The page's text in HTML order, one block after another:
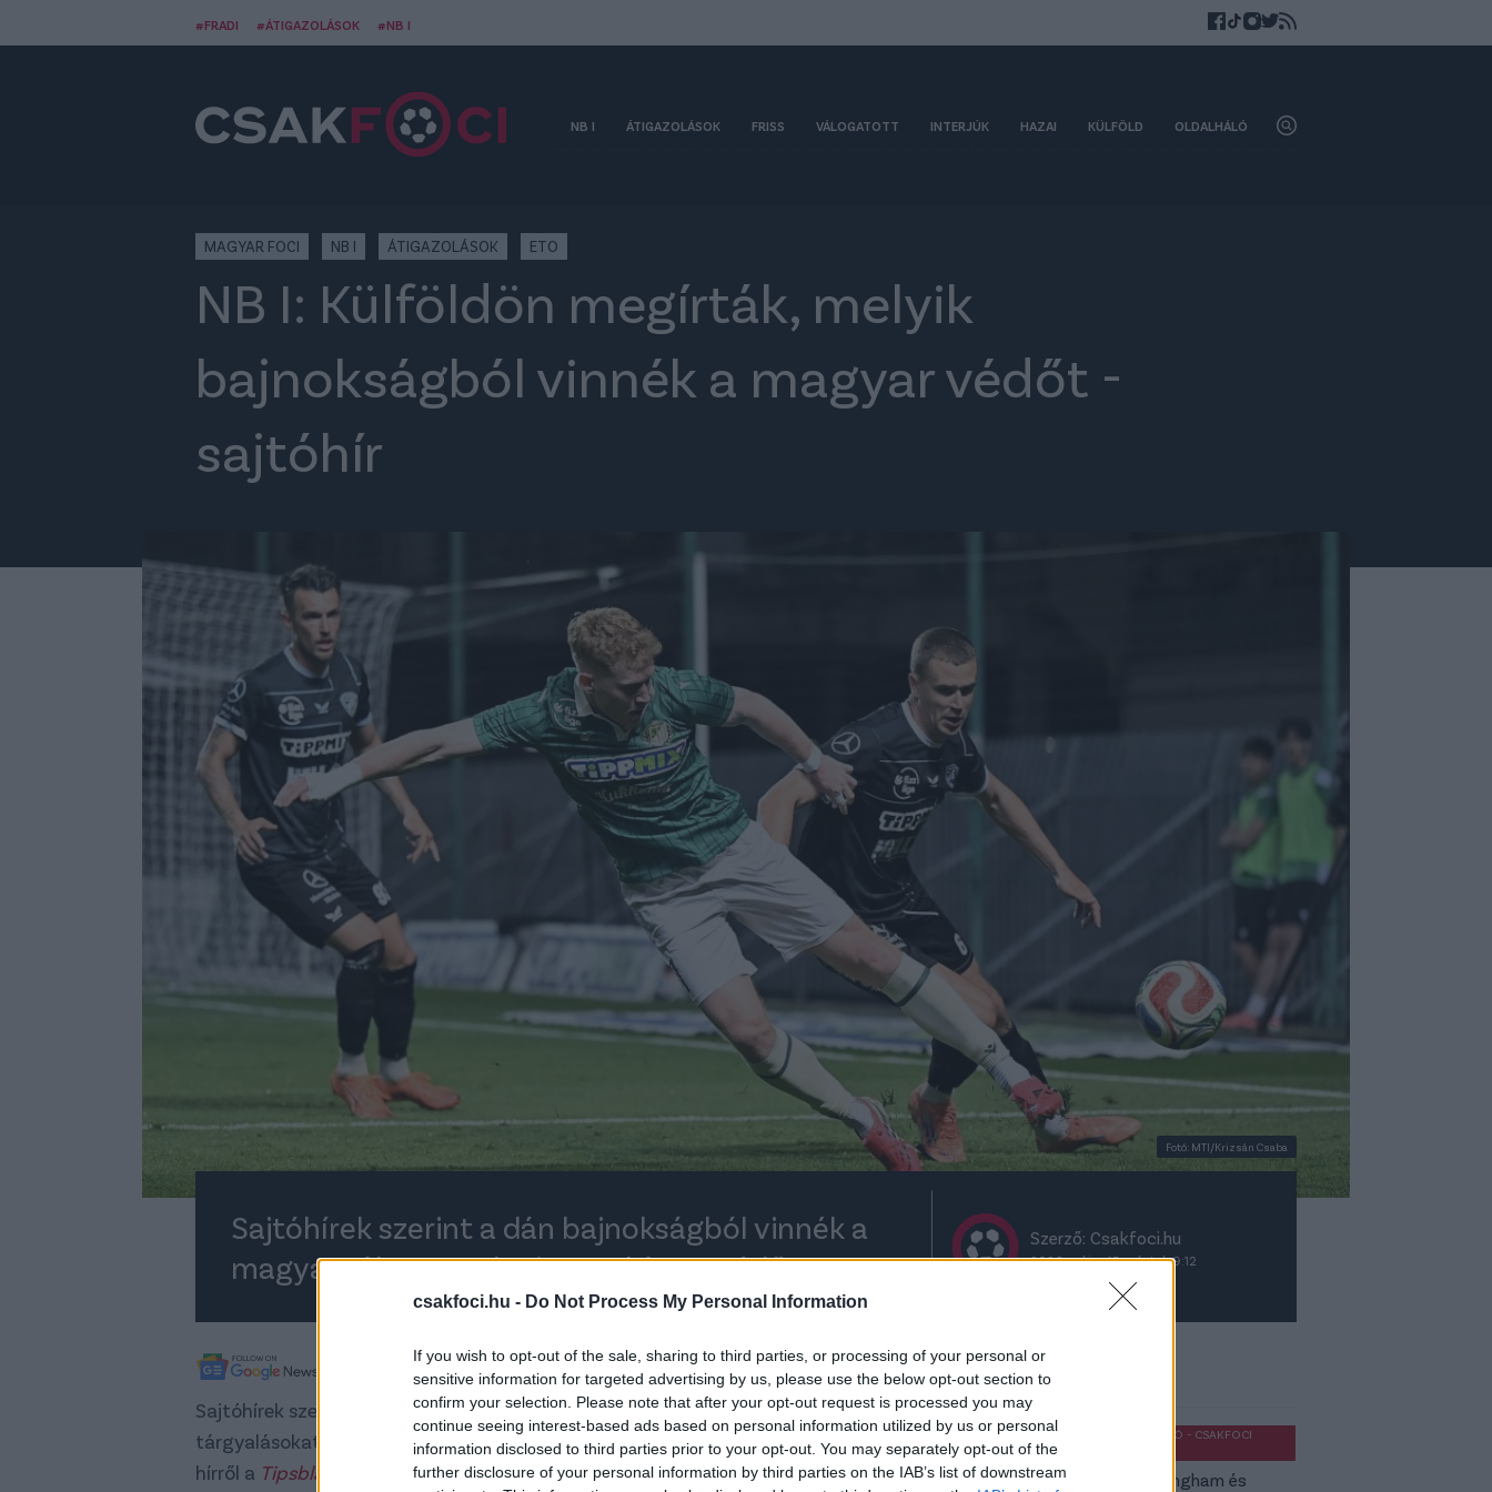
csakfoci.hu - Do Not Process My Personal Information
If you wish to opt-out of the sale, sharing to third parties, or processing of your personal or
sensitive information for targeted advertising by us, please use the below opt-out section to
confirm your selection. Please note that after your opt-out request is processed you may
continue seeing interest-based ads based on personal information utilized by us or personal
information disclosed to third parties prior to your opt-out. You may separately opt-out of the
further disclosure of your personal information by third parties on the IAB’s list of downstream
#FRADI #ÁTIGAZOLÁSOK #NB I
NB I ÁTIGAZOLÁSOK FRISS VÁLOGATOTT INTERJÚK HAZAI KÜLFÖLD OLDALHÁLÓ
MAGYAR FOCI NB I ÁTIGAZOLÁSOK ETO
NB I: Külföldön megírták, melyik
bajnokságból vinnék a magyar védőt -
sajtóhír
Fotó: MTI/Krizsán Csaba
Sajtóhírek szerint a dán bajnokságból vinnék a
magyar válogatottba is meghívott védőt.
Szerző: Csakfoci.hu
2026. május 15., péntek 9:12
A legfrissebb hírekért kövess minket aCsakfociGoogle News oldalán is!
Sajtóhírek szerint Csinger Márkiránttöbb dán klub is érdeklődik, és már
tárgyalásokat folytatnak a képviselőivel egy lehetséges átigazolásról - értesült a
hírről a Tipsbladet
Ezeket ajánljuk
OLDALHÁLÓ - CSAKFOCI
Jude Bellingham és